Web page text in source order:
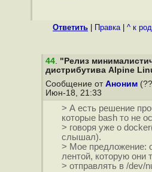
Ответить Правка| ^ к
44. "Релиз
дистрибутива Alpine
Сообщение от Аноним
Июн-18, 21:33
> А есть решение
которые bash то не
> говоря уже о
слышал).
> Мое предложение:
лентой, которую они
> отправлять в /dev/